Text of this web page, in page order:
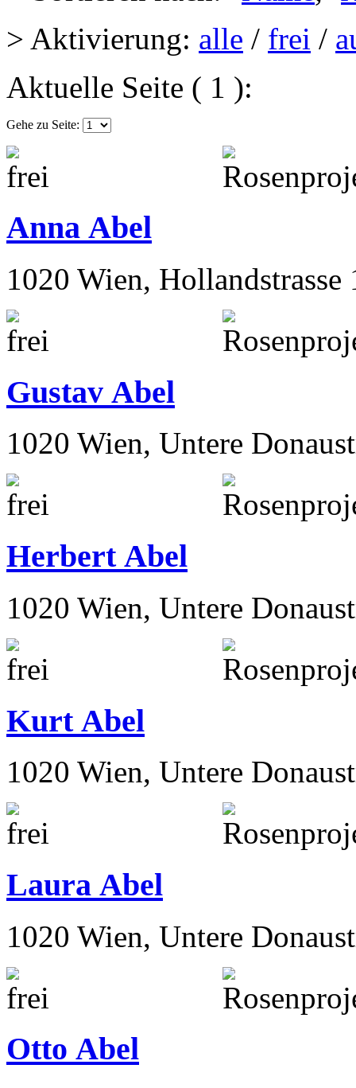
> Aktivierung: alle / frei /
Aktuelle Seite ( 1 ):
Gehe zu Seite:
Anna Abel
1020 Wien, Hollandstrasse
Gustav Abel
1020 Wien, Untere
Herbert Abel
1020 Wien, Untere
Kurt Abel
1020 Wien, Untere
Laura Abel
1020 Wien, Untere
Otto Abel